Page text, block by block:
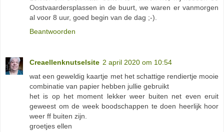
Oostvaardersplassen in de buurt, we waren er vanmorgen
al voor 8 uur, goed begin van de dag ;-).
Beantwoorden
Creaellenknutselsite 2 april 2020 om 10:54
wat een geweldig kaartje met het schattige rendiertje mooie
combinatie van papier hebben jullie gebruikt
het is op het moment lekker weer buiten net even eruit
geweest om de week boodschappen te doen heerlijk hoor
weer ff buiten zijn.
groetjes ellen